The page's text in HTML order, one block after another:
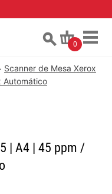
0
Scanner de Mesa Xerox
Automático
| A4 | 45 ppm /